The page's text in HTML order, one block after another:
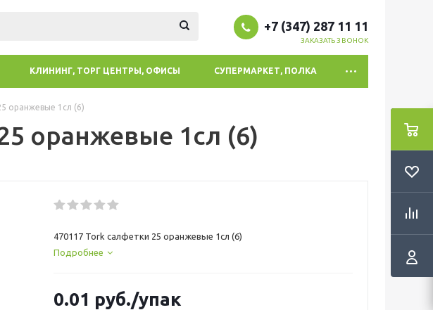
+7 (347) 287 11 11
ЗАКАЗАТЬ ЗВОНОК
КЛИНИНГ, ТОРГ ЦЕНТРЫ, ОФИСЫ СУПЕРМАРКЕТ, ПОЛКА
оранжевые 1сл (6)
оранжевые 1сл (6)
470117 Tork салфетки 25 оранжевые 1сл (6)
Подробнее
0.01 руб./упак